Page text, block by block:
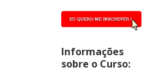
Informações
sobre o Curso: